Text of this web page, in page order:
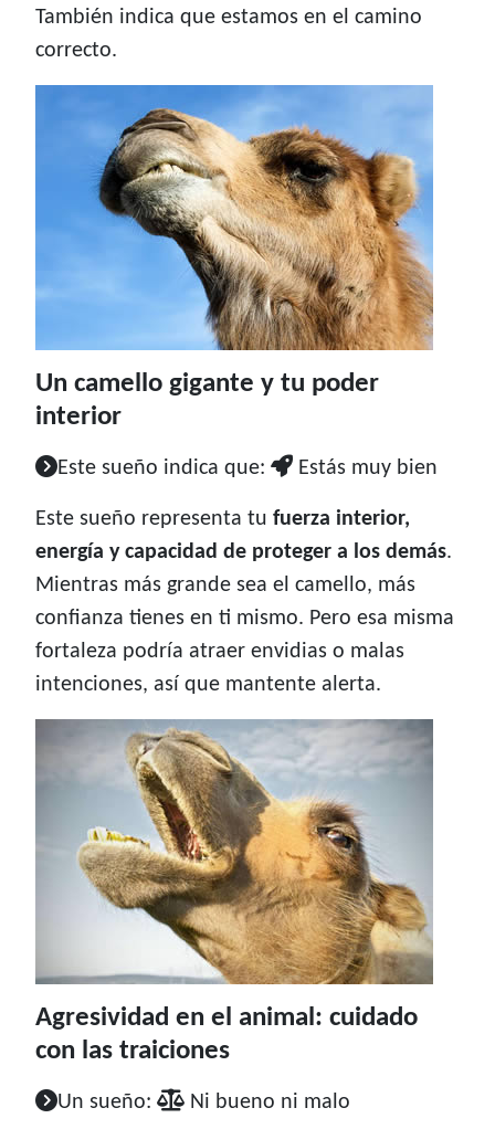
También indica que estamos en el camino
correcto.
Un camello gigante y tu poder
interior
Este sueño indica que: Estás muy bien
Este sueño representa tu fuerza interior,
energía y capacidad de proteger a los demás.
Mientras más grande sea el camello, más
confianza tienes en ti mismo. Pero esa misma
fortaleza podría atraer envidias o malas
intenciones, así que mantente alerta.
Agresividad en el animal: cuidado
con las traiciones
Un sueño: Ni bueno ni malo